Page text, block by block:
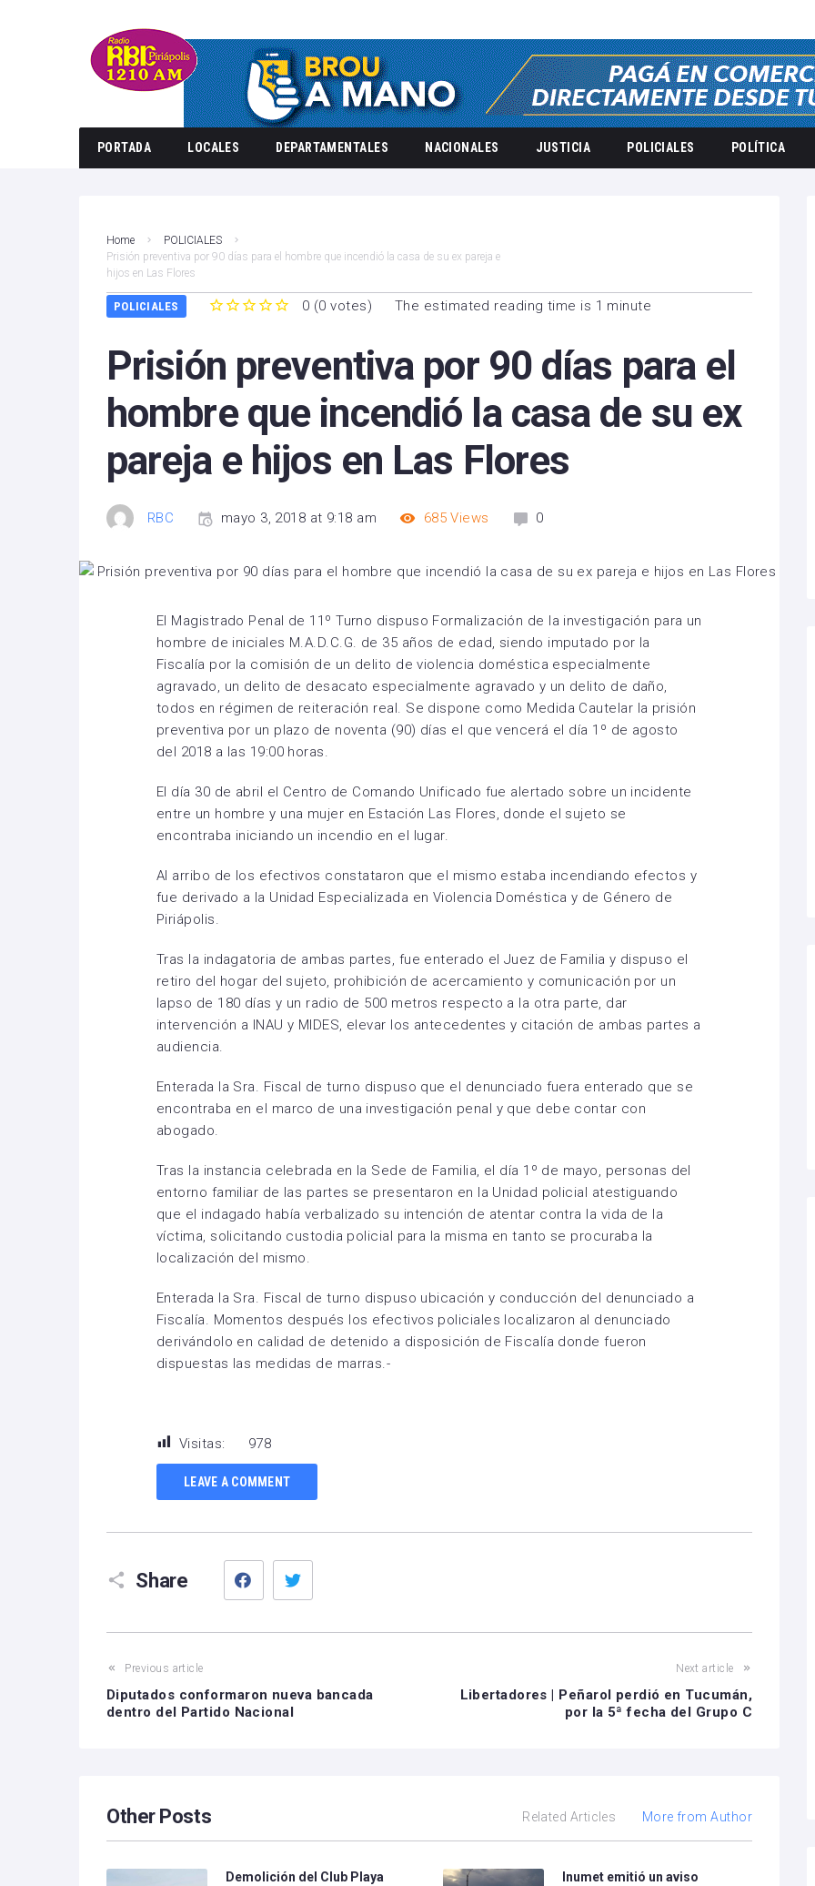
PORTADA LOCALES DEPARTAMENTALES NACIONALES JUSTICIA POLICIALES POLÍTICA
Home
POLICIALES
Prisión preventiva por 90 días para el hombre que incendió la casa de su ex pareja e
hijos en Las Flores
POLICIALES 0 (0 votes) The estimated reading time is 1 minute
Prisión preventiva por 90 días para el
hombre que incendió la casa de su ex
pareja e hijos en Las Flores
RBC mayo 3, 2018 at 9:18 am 685 Views 0
El Magistrado Penal de 11º Turno dispuso Formalización de la investigación para un
hombre de iniciales M.A.D.C.G. de 35 años de edad, siendo imputado por la
Fiscalía por la comisión de un delito de violencia doméstica especialmente
agravado, un delito de desacato especialmente agravado y un delito de daño,
todos en régimen de reiteración real. Se dispone como Medida Cautelar la prisión
preventiva por un plazo de noventa (90) días el que vencerá el día 1º de agosto
del 2018 a las 19:00 horas.
El día 30 de abril el Centro de Comando Unificado fue alertado sobre un incidente
entre un hombre y una mujer en Estación Las Flores, donde el sujeto se
encontraba iniciando un incendio en el lugar.
Al arribo de los efectivos constataron que el mismo estaba incendiando efectos y
fue derivado a la Unidad Especializada en Violencia Doméstica y de Género de
Piriápolis.
Tras la indagatoria de ambas partes, fue enterado el Juez de Familia y dispuso el
retiro del hogar del sujeto, prohibición de acercamiento y comunicación por un
lapso de 180 días y un radio de 500 metros respecto a la otra parte, dar
intervención a INAU y MIDES, elevar los antecedentes y citación de ambas partes a
audiencia.
Enterada la Sra. Fiscal de turno dispuso que el denunciado fuera enterado que se
encontraba en el marco de una investigación penal y que debe contar con
abogado.
Tras la instancia celebrada en la Sede de Familia, el día 1º de mayo, personas del
entorno familiar de las partes se presentaron en la Unidad policial atestiguando
que el indagado había verbalizado su intención de atentar contra la vida de la
víctima, solicitando custodia policial para la misma en tanto se procuraba la
localización del mismo.
Enterada la Sra. Fiscal de turno dispuso ubicación y conducción del denunciado a
Fiscalía. Momentos después los efectivos policiales localizaron al denunciado
derivándolo en calidad de detenido a disposición de Fiscalía donde fueron
dispuestas las medidas de marras.-
Visitas: 978
LEAVE A COMMENT
Share
Facebook
Previous article
Diputados conformaron nueva bancada
dentro del Partido Nacional
Next article
Libertadores | Peñarol perdió en Tucumán,
por la 5ª fecha del Grupo C
Other Posts Related Articles More from Author
Demolición del Club Playa
Inumet emitió un aviso